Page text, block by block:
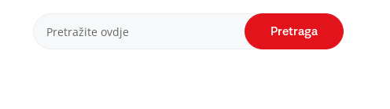
Pretraga